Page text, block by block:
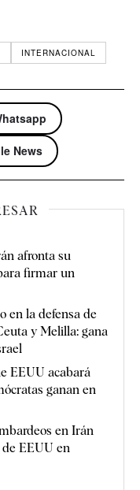
INTERNACIONAL
News
afronta su
firmar un
en la defensa de
y Melilla: gana
EEUU acabará
ganan en
en Irán
EEUU en